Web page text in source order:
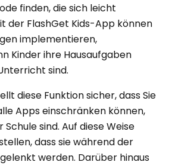
finden, die sich leicht
der FlashGet Kids-App können
implementieren,
Kinder ihre Hausaufgaben
sind.
diese Funktion sicher, dass Sie
Apps einschränken können,
sind. Auf diese Weise
dass sie während der
werden. Darüber hinaus